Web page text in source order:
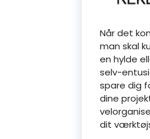
Når det
man skal
en hylde
selv-
spare dig
dine
dit